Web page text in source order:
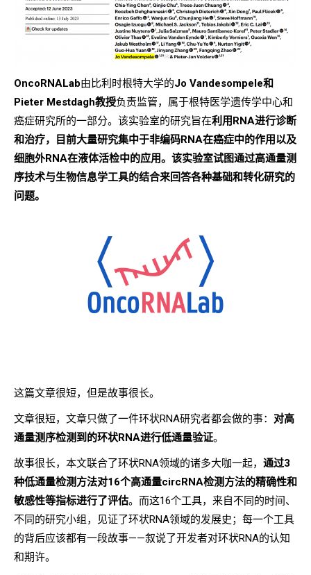
OncoRNALab由比利时根特大学的Jo Vandesompele和
Pieter Mestdagh教授负责监管，属于根特医学遗传学中心和
癌症研究所的一部分。该实验室的研究旨在利用RNA进行诊断
和治疗，目前大量研究集中于非编码RNA在癌症中的作用以及
细胞外RNA在液体活检中的应用。该实验室试图通过高通量测
序技术与生物信息学工具的结合来回答各种基础和转化研究的
问题。
这篇文章很短，但是故事很长。
文章很短，文章只做了一件环状RNA研究者都会做的事： 对高
通量测序检测到的环状RNA进行低通量验证。
故事很长，本文联合了环状RNA领域的诸多大咖一起， 通过3
种低通量检测方法对16个高通量circRNA检测方法的精确性和
敏感性等指标进行了评估。而这16个工具，来自不同的时间、
不同的研究小组，见证了环状RNA领域的发展史；每一个工具
的背后应该都有一段故事——叙说了开发者对环状RNA的认知
和期许。